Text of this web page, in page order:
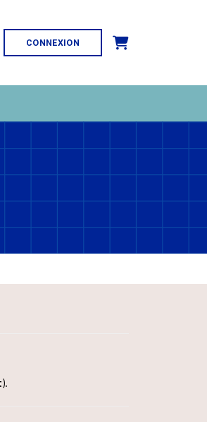
CONNEXION Panier
).